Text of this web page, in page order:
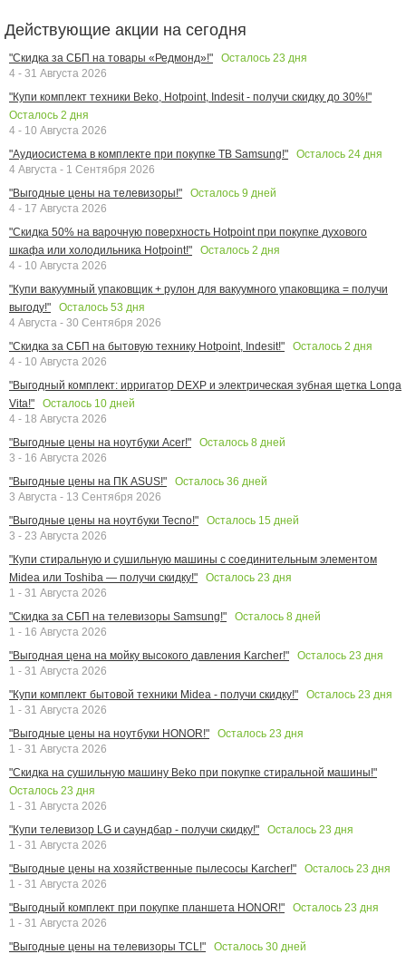
Действующие акции на сегодня
"Скидка за СБП на товары «Редмонд»!" Осталось 23 дня
4 - 31 Августа 2026
"Купи комплект техники Beko, Hotpoint, Indesit - получи скидку до 30%!"
Осталось 2 дня
4 - 10 Августа 2026
"Аудиосистема в комплекте при покупке ТВ Samsung!"
Осталось 24 дня
4 Августа - 1 Сентября 2026
"Выгодные цены на телевизоры!"
Осталось 9 дней
4 - 17 Августа 2026
"Скидка 50% на варочную поверхность Hotpoint при покупке духового
шкафа или холодильника Hotpoint!"
Осталось 2 дня
4 - 10 Августа 2026
"Купи вакуумный упаковщик + рулон для вакуумного упаковщика = получи
выгоду!"
Осталось 53 дня
4 Августа - 30 Сентября 2026
"Скидка за СБП на бытовую технику Hotpoint, Indesit!"
Осталось 2 дня
4 - 10 Августа 2026
"Выгодный комплект: ирригатор DEXP и электрическая зубная щетка Longa
Vita!"
Осталось 10 дней
4 - 18 Августа 2026
"Выгодные цены на ноутбуки Acer!"
Осталось 8 дней
3 - 16 Августа 2026
"Выгодные цены на ПК ASUS!"
Осталось 36 дней
3 Августа - 13 Сентября 2026
"Выгодные цены на ноутбуки Tecno!"
Осталось 15 дней
3 - 23 Августа 2026
"Купи стиральную и сушильную машины с соединительным элементом
Midea или Toshiba — получи скидку!"
Осталось 23 дня
1 - 31 Августа 2026
"Скидка за СБП на телевизоры Samsung!"
Осталось 8 дней
1 - 16 Августа 2026
"Выгодная цена на мойку высокого давления Karcher!"
Осталось 23 дня
1 - 31 Августа 2026
"Купи комплект бытовой техники Midea - получи скидку!"
Осталось 23 дня
1 - 31 Августа 2026
"Выгодные цены на ноутбуки HONOR!"
Осталось 23 дня
1 - 31 Августа 2026
"Скидка на сушильную машину Beko при покупке стиральной машины!"
Осталось 23 дня
1 - 31 Августа 2026
"Купи телевизор LG и саундбар - получи скидку!"
Осталось 23 дня
1 - 31 Августа 2026
"Выгодные цены на хозяйственные пылесосы Karcher!"
Осталось 23 дня
1 - 31 Августа 2026
"Выгодный комплект при покупке планшета HONOR!"
Осталось 23 дня
1 - 31 Августа 2026
"Выгодные цены на телевизоры TCL!"
Осталось 30 дней